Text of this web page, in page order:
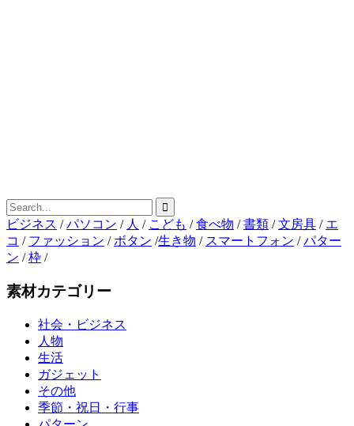
ビジネス /パソコン / 人 / こども /食べ物 /書類 /文房具 / エ
コ / ファッション / ボタン /生き物 / スマートフォン /パター
ン /枠 /
素材カテゴリー
社会・ビジネス
人物
生活
ガジェット
その他
季節・祝日・行事